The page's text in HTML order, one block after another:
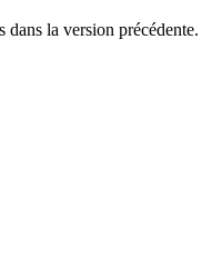
la version précédente.